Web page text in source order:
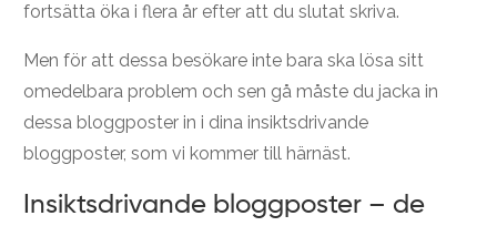
fortsätta öka i flera år efter att du slutat skriva.
Men för att dessa besökare inte bara ska lösa sitt
omedelbara problem och sen gå måste du jacka in
dessa bloggposter in i dina insiktsdrivande
bloggposter, som vi kommer till härnäst.
Insiktsdrivande bloggposter – de